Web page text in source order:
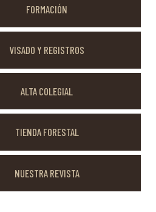
FORMACIÓN
VISADO Y REGISTROS
ALTA COLEGIAL
TIENDA FORESTAL
NUESTRA REVISTA